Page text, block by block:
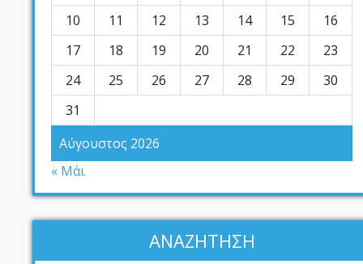
Αύγουστος 2026
10
11 12 13 14 15
16
17
18 19 20 21 22
23
24
25 26 27 28 29
30
31
« Μάι
ΑΝΑΖΗΤΗΣΗ